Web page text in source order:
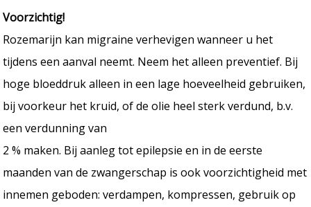
Voorzichtig!
Rozemarijn kan migraine verhevigen wanneer u het
tijdens een aanval neemt. Neem het alleen preventief. Bij
hoge bloeddruk alleen in een lage hoeveelheid gebruiken,
bij voorkeur het kruid, of de olie heel sterk verdund, b.v.
een verdunning van
2 % maken. Bij aanleg tot epilepsie en in de eerste
maanden van de zwangerschap is ook voorzichtigheid met
innemen geboden: verdampen, kompressen, gebruik op